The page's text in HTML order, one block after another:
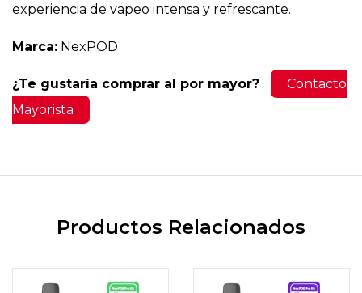
experiencia de vapeo intensa y refrescante.
Marca: NexPOD
¿Te gustaría comprar al por mayor?
Contacto
Mayorista
Productos Relacionados